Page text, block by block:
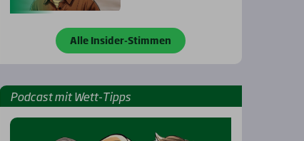
Alle Insider-Stimmen
Pod­cast mit Wett-Tipps